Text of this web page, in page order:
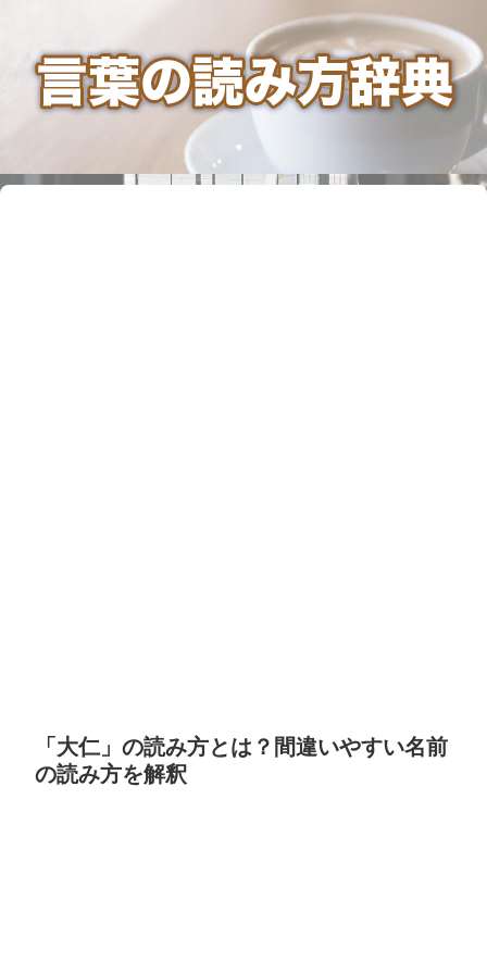
「大仁」の読み方とは？間違いやすい名前
の読み方を解釈